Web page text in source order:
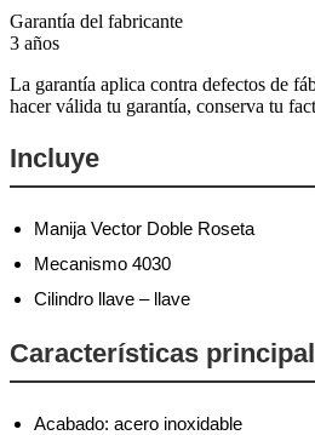
Garantía del fabricante
3 años
La garantía aplica contra defectos de
hacer válida tu garantía, conserva tu
Incluye
Manija Vector Doble Roseta
Mecanismo 4030
Cilindro llave – llave
Características
Acabado: acero inoxidable